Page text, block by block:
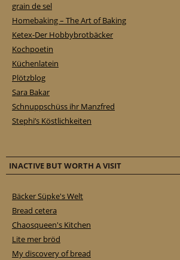
grain de sel
Homebaking – The Art of Baking
Ketex-Der Hobbybrotbäcker
Kochpoetin
Küchenlatein
Plötzblog
Sara Bakar
Schnuppschüss ihr Manzfred
Stephi’s Köstlichkeiten
INACTIVE BUT WORTH A VISIT
Bäcker Süpke's Welt
Bread cetera
Chaosqueen's Kitchen
Lite mer bröd
My discovery of bread